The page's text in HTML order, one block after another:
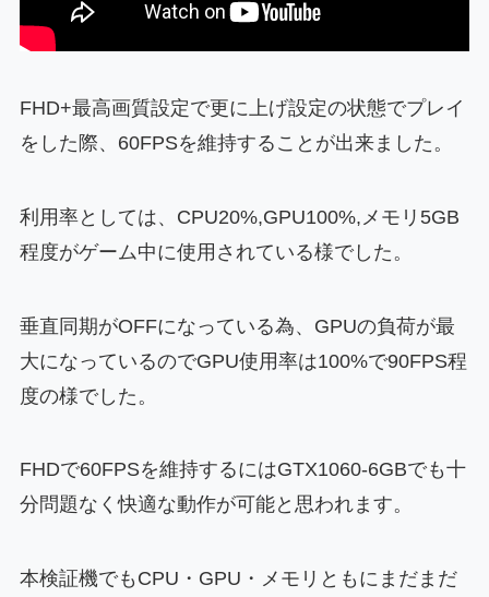
FHD+最高画質設定で更に上げ設定の状態でプレイ
をした際、60FPSを維持することが出来ました。
利用率としては、CPU20%,GPU100%,メモリ5GB
程度がゲーム中に使用されている様でした。
垂直同期がOFFになっている為、GPUの負荷が最
大になっているのでGPU使用率は100%で90FPS程
度の様でした。
FHDで60FPSを維持するにはGTX1060-6GBでも十
分問題なく快適な動作が可能と思われます。
本検証機でもCPU・GPU・メモリともにまだまだ